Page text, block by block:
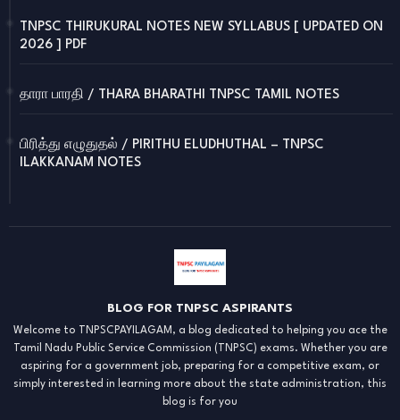
TNPSC THIRUKURAL NOTES NEW SYLLABUS [ UPDATED ON
2026 ] PDF
தாரா பாரதி / THARA BHARATHI TNPSC TAMIL NOTES
பிரித்து எழுதுதல் / PIRITHU ELUDHUTHAL – TNPSC
ILAKKANAM NOTES
BLOG FOR TNPSC ASPIRANTS
Welcome to TNPSCPAYILAGAM, a blog dedicated to helping you ace the
Tamil Nadu Public Service Commission (TNPSC) exams. Whether you are
aspiring for a government job, preparing for a competitive exam, or
simply interested in learning more about the state administration, this
blog is for you